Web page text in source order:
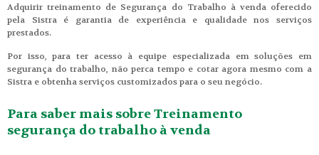
Adquirir treinamento de Segurança do Trabalho à venda oferecido
pela Sistra é garantia de experiência e qualidade nos serviços
prestados.
Por isso, para ter acesso à equipe especializada em soluções em
segurança do trabalho, não perca tempo e cotar agora mesmo com a
Sistra e obtenha serviços customizados para o seu negócio.
Para saber mais sobre Treinamento
segurança do trabalho à venda